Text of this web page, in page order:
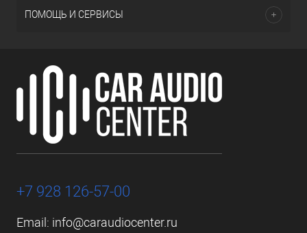
ПОМОЩЬ И СЕРВИСЫ
+7 928 126-57-00
Email: info@caraudiocenter.ru